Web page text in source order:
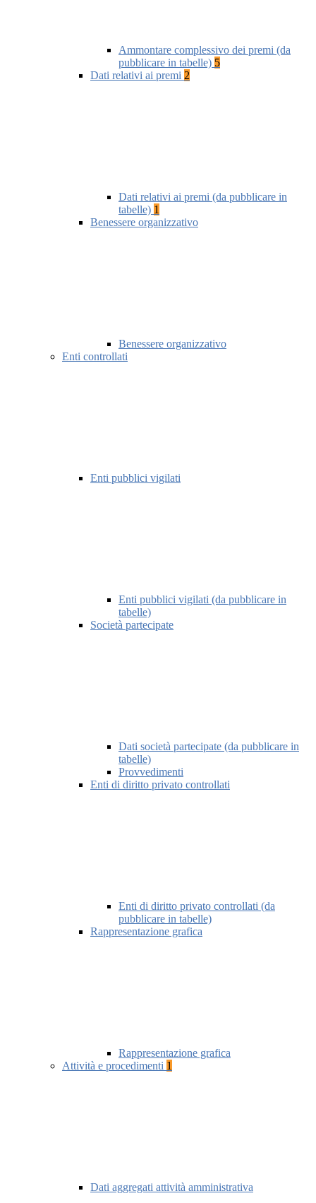
Ammontare complessivo dei premi (da
pubblicare in tabelle) 5
Dati relativi ai premi 2
Dati relativi ai premi (da pubblicare in
tabelle) 1
Benessere organizzativo
Benessere organizzativo
Enti controllati
Enti pubblici vigilati
Enti pubblici vigilati (da pubblicare in
tabelle)
Società partecipate
Dati società partecipate (da pubblicare in
tabelle)
Provvedimenti
Enti di diritto privato controllati
Enti di diritto privato controllati (da
pubblicare in tabelle)
Rappresentazione grafica
Rappresentazione grafica
Attività e procedimenti 1
Dati aggregati attività amministrativa